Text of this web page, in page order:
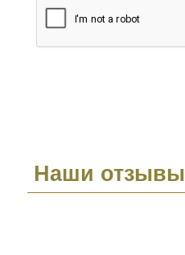
Наши отзывы